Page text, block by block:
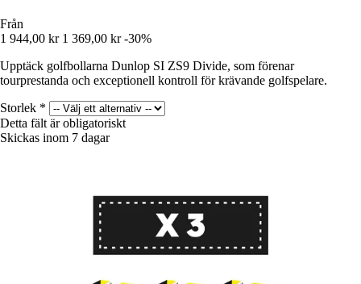
Från
1 944,00 kr 1 369,00 kr -30%
Upptäck golfbollarna Dunlop SI ZS9 Divide, som förenar
tourprestanda och exceptionell kontroll för krävande golfspelare.
Storlek *
Detta fält är obligatoriskt
Skickas inom 7 dagar